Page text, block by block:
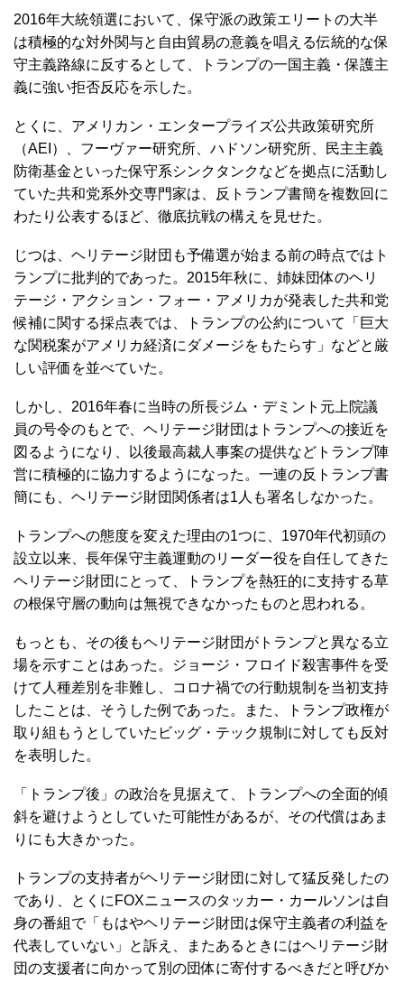
2016年大統領選において、保守派の政策エリートの大半
は積極的な対外関与と自由貿易の意義を唱える伝統的な保
守主義路線に反するとして、トランプの一国主義・保護主
義に強い拒否反応を示した。
とくに、アメリカン・エンタープライズ公共政策研究所
（AEI）、フーヴァー研究所、ハドソン研究所、民主主義
防衛基金といった保守系シンクタンクなどを拠点に活動し
ていた共和党系外交専門家は、反トランプ書簡を複数回に
わたり公表するほど、徹底抗戦の構えを見せた。
じつは、ヘリテージ財団も予備選が始まる前の時点ではト
ランプに批判的であった。2015年秋に、姉妹団体のヘリ
テージ・アクション・フォー・アメリカが発表した共和党
候補に関する採点表では、トランプの公約について「巨大
な関税案がアメリカ経済にダメージをもたらす」などと厳
しい評価を並べていた。
しかし、2016年春に当時の所長ジム・デミント元上院議
員の号令のもとで、ヘリテージ財団はトランプへの接近を
図るようになり、以後最高裁人事案の提供などトランプ陣
営に積極的に協力するようになった。一連の反トランプ書
簡にも、ヘリテージ財団関係者は1人も署名しなかった。
トランプへの態度を変えた理由の1つに、1970年代初頭の
設立以来、長年保守主義運動のリーダー役を自任してきた
ヘリテージ財団にとって、トランプを熱狂的に支持する草
の根保守層の動向は無視できなかったものと思われる。
もっとも、その後もヘリテージ財団がトランプと異なる立
場を示すことはあった。ジョージ・フロイド殺害事件を受
けて人種差別を非難し、コロナ禍での行動規制を当初支持
したことは、そうした例であった。また、トランプ政権が
取り組もうとしていたビッグ・テック規制に対しても反対
を表明した。
「トランプ後」の政治を見据えて、トランプへの全面的傾
斜を避けようとしていた可能性があるが、その代償はあま
りにも大きかった。
トランプの支持者がヘリテージ財団に対して猛反発したの
であり、とくにFOXニュースのタッカー・カールソンは自
身の番組で「もはやヘリテージ財団は保守主義者の利益を
代表していない」と訴え、またあるときにはヘリテージ財
団の支援者に向かって別の団体に寄付するべきだと呼びか